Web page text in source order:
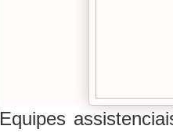
Equipes